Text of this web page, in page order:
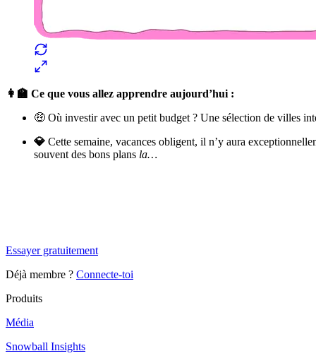
👩‍🏫 Ce que vous allez apprendre aujourd’hui :
🤑 Où investir avec un petit budget ? Une sélection de villes
💎 Cette semaine, vacances obligent, il n’y aura
souvent des bons plans la…
Essayer gratuitement
Déjà membre ? Connecte-toi
Produits
Média
Snowball Insights